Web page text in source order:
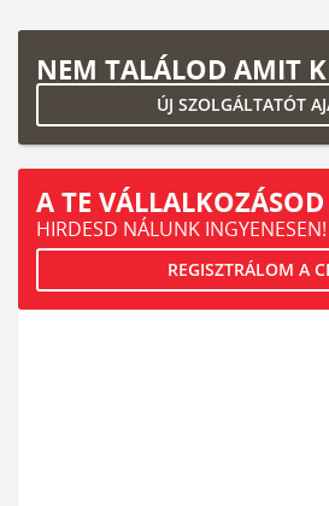
NEM TALÁLOD AMIT
ÚJ SZOLGÁLTATÓT
A TE
HIRDESD NÁLUNK INGYENESEN!
REGISZTRÁLOM A